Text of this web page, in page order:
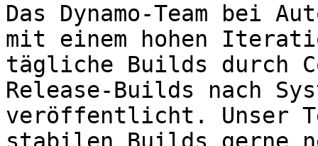
Das Dynamo-Team bei
mit einem hohen
tägliche Builds durch
Release-Builds nach
veröffentlicht. Unser